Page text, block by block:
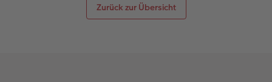
Zurück zur Übersicht